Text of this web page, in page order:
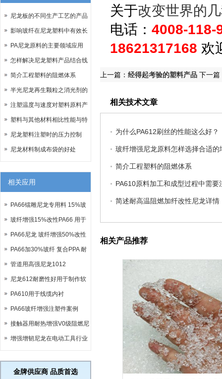
尼龙板的不同生产工艺的产品
区别
影响玻纤在尼龙塑料中有效长
度的因素
PA尼龙原料的主要领域应用
怎样解决尼龙塑料产品结合线
的问题？
简介工程塑料的阻燃体系
半光尼龙再生颗粒之消光剂的
重要性
注塑温度与速度对塑料原料产
品的影响
塑料与其他材料相比性能与特
点
尼龙塑料注塑时的压力控制
尼龙材料制成布袋的好处
相关应用
PA66镭雕尼龙专用料 15%玻
纤镭雕用于继电器外壳
玻纤增强15%改性PA66 用于
链条加工 机械性能稳定
PA66尼龙 玻纤增强50%改性
可代替部分金属
PA66加30%玻纤 复合PPA 耐
高温尼龙 熔点达290°
管道用高强尼龙1012
尼龙612耐磨性好用于制作软
管
PA610用于线缆内衬
PA66玻纤增强注塑件案例
接触器用耐热增强V0级阻燃尼
龙PA6
增强增韧尼龙在电动工具行业
金牌供应商 品质首选
关于改变世界的
电话： 4008-118-
18621317168 欢
上一篇： 经得起考验的塑料产品 下一篇
相关技术文章
为什么PA612刷丝的性能这么好？
玻纤增强尼龙原料怎样选择合适的
简介工程塑料的阻燃体系
PA610原料加工和成型过程中需要
简述耐高温阻燃加纤改性尼龙详情
相关产品推荐